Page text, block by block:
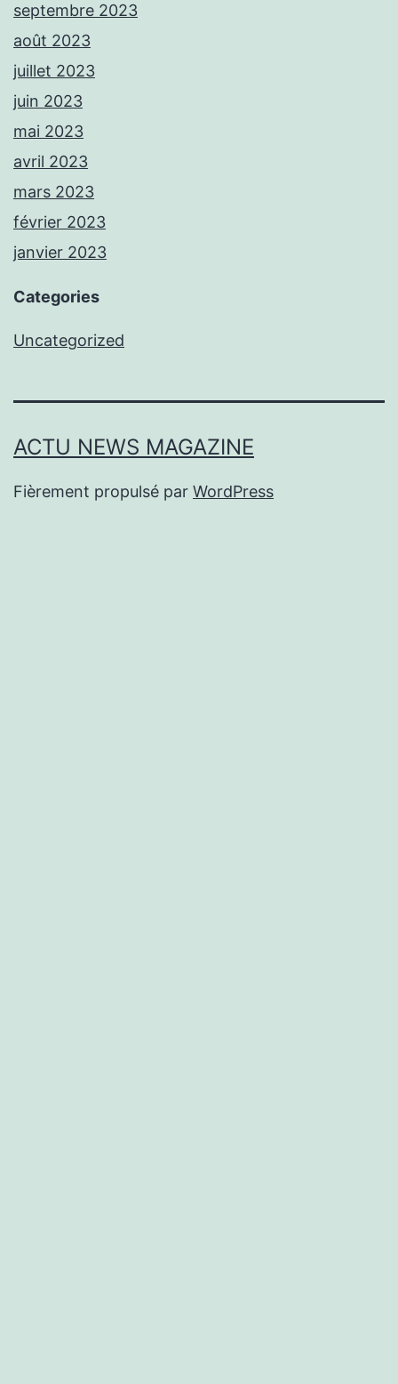
septembre 2023
août 2023
juillet 2023
juin 2023
mai 2023
avril 2023
mars 2023
février 2023
janvier 2023
Categories
Uncategorized
ACTU NEWS MAGAZINE
Fièrement propulsé par WordPress